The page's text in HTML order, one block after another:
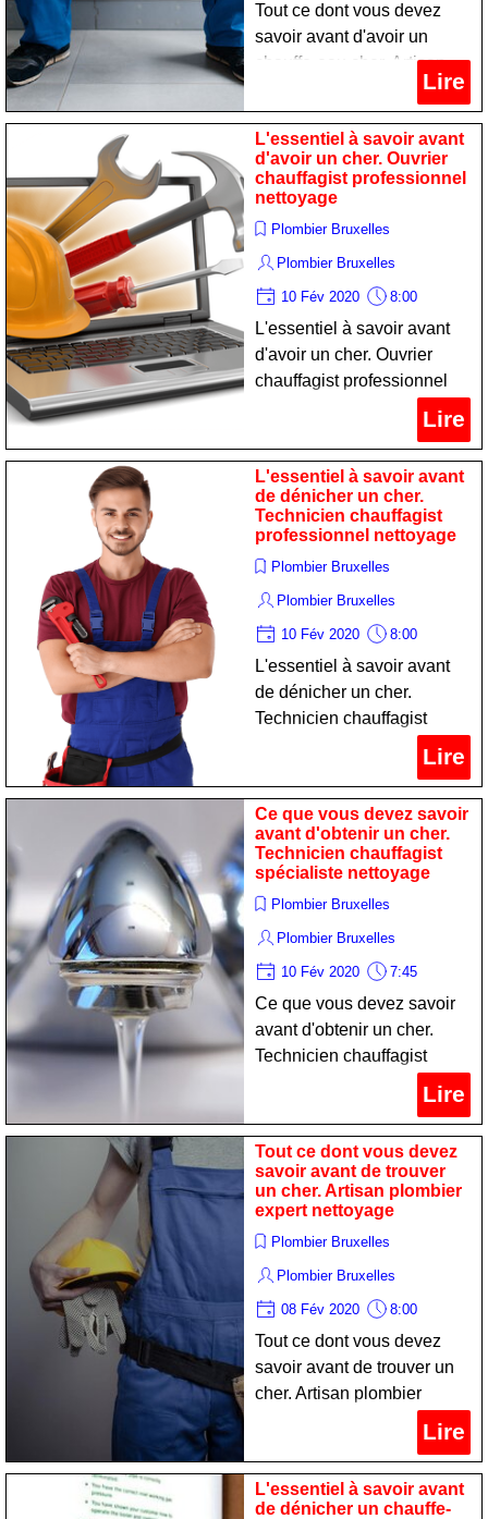
Tout ce dont vous devez
savoir avant d'avoir un
chauffe-eau cher. Artisan
nettoyage
Lire
L'essentiel à savoir avant
d'avoir un cher. Ouvrier
chauffagist professionnel
nettoyage
Plombier Bruxelles
Plombier Bruxelles
10 Fév 2020 8:00
L'essentiel à savoir avant
d'avoir un cher. Ouvrier
chauffagist professionnel
Lire
L'essentiel à savoir avant
de dénicher un cher.
Technicien chauffagist
professionnel nettoyage
Plombier Bruxelles
Plombier Bruxelles
10 Fév 2020 8:00
L'essentiel à savoir avant
de dénicher un cher.
Technicien chauffagist
professionnel nettoyageLire
Ce que vous devez savoir
avant d'obtenir un cher.
Technicien chauffagist
spécialiste nettoyage
Plombier Bruxelles
Plombier Bruxelles
10 Fév 2020 7:45
Ce que vous devez savoir
avant d'obtenir un cher.
Technicien chauffagist
Lire
Tout ce dont vous devez
savoir avant de trouver
un cher. Artisan plombier
expert nettoyage
Plombier Bruxelles
Plombier Bruxelles
08 Fév 2020 8:00
Tout ce dont vous devez
savoir avant de trouver un
cher. Artisan plombier
Lire
L'essentiel à savoir avant
de dénicher un chauffe-